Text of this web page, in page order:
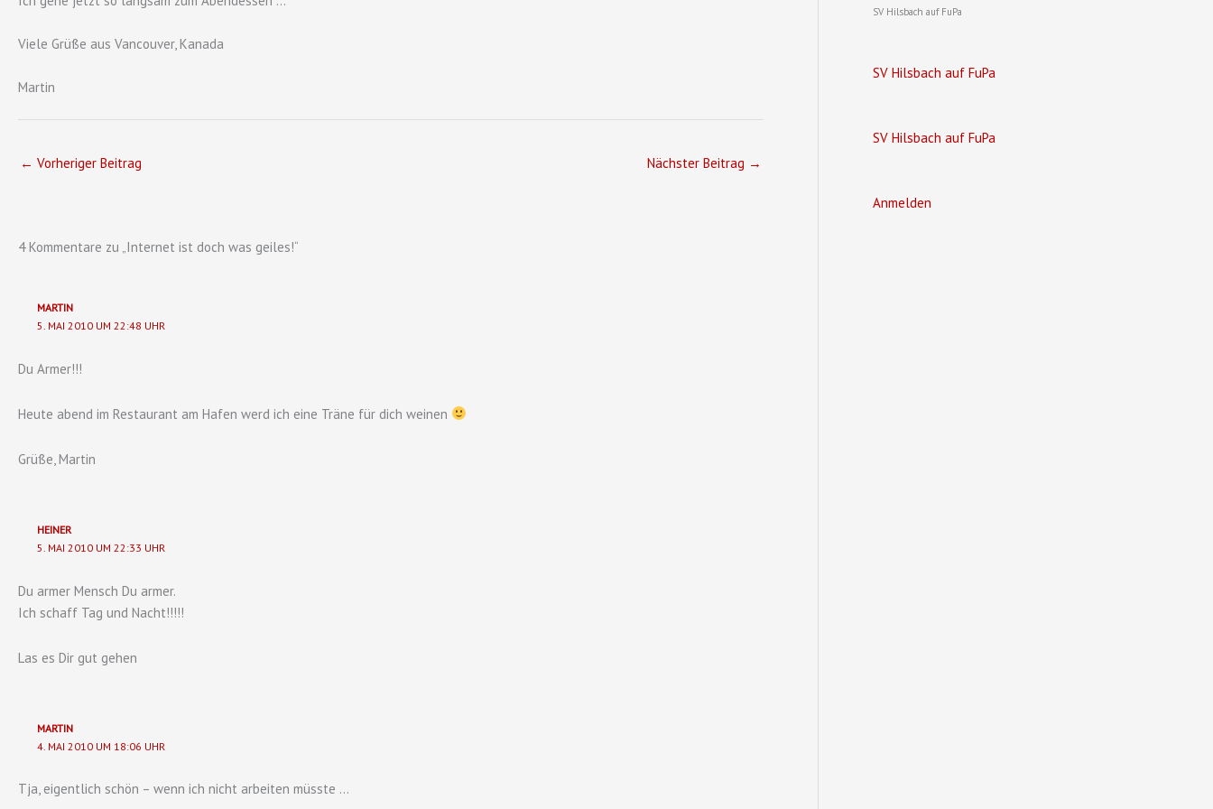
Viele Grüße aus Vancouver, Kanada
Martin
← Vorheriger Beitrag Nächster Beitrag →
4 Kommentare zu „Internet ist doch was geiles!“
MARTIN
5. MAI 2010 UM 22:48 UHR
Du Armer!!!
Heute abend im Restaurant am Hafen werd ich eine Träne für dich weinen
Grüße, Martin
HEINER
5. MAI 2010 UM 22:33 UHR
Du armer Mensch Du armer.
Ich schaff Tag und Nacht!!!!!
Las es Dir gut gehen
MARTIN
4. MAI 2010 UM 18:06 UHR
Tja, eigentlich schön – wenn ich nicht arbeiten müsste …
SV Hilsbach auf FuPa
SV Hilsbach auf FuPa
SV Hilsbach auf FuPa
Anmelden